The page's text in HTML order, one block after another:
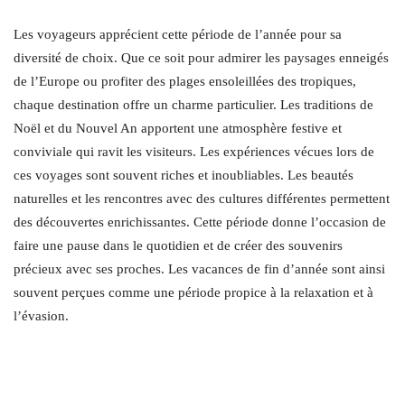
Les voyageurs apprécient cette période de l’année pour sa
diversité de choix. Que ce soit pour admirer les paysages enneigés
de l’Europe ou profiter des plages ensoleillées des tropiques,
chaque destination offre un charme particulier. Les traditions de
Noël et du Nouvel An apportent une atmosphère festive et
conviviale qui ravit les visiteurs. Les expériences vécues lors de
ces voyages sont souvent riches et inoubliables. Les beautés
naturelles et les rencontres avec des cultures différentes permettent
des découvertes enrichissantes. Cette période donne l’occasion de
faire une pause dans le quotidien et de créer des souvenirs
précieux avec ses proches. Les vacances de fin d’année sont ainsi
souvent perçues comme une période propice à la relaxation et à
l’évasion.